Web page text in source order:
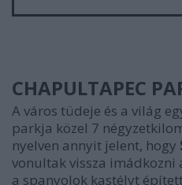
CHAPULTAPEC
A város tüdeje és a világ
parkja közel 7
nyelven annyit jelent, hogy
vonultak vissza imádkozni
a spanyolok kastélyt